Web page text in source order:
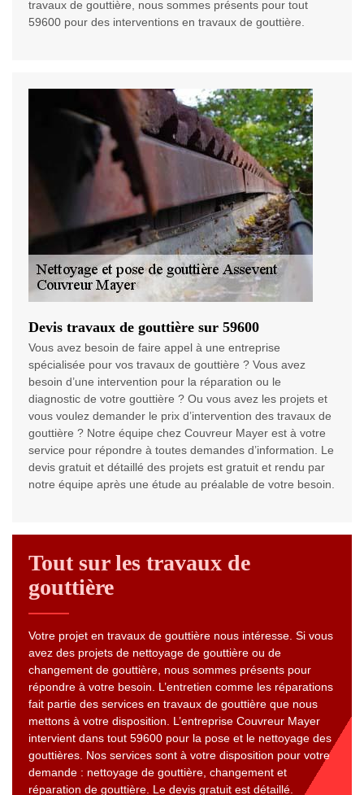
travaux de gouttière, nous sommes présents pour tout
59600 pour des interventions en travaux de gouttière.
Devis travaux de gouttière sur 59600
Vous avez besoin de faire appel à une entreprise
spécialisée pour vos travaux de gouttière ? Vous avez
besoin d’une intervention pour la réparation ou le
diagnostic de votre gouttière ? Ou vous avez les projets et
vous voulez demander le prix d’intervention des travaux de
gouttière ? Notre équipe chez Couvreur Mayer est à votre
service pour répondre à toutes demandes d’information. Le
devis gratuit et détaillé des projets est gratuit et rendu par
notre équipe après une étude au préalable de votre besoin.
Tout sur les travaux de
gouttière
Votre projet en travaux de gouttière nous intéresse. Si vous
avez des projets de nettoyage de gouttière ou de
changement de gouttière, nous sommes présents pour
répondre à votre besoin. L’entretien comme les réparations
fait partie des services en travaux de gouttière que nous
mettons à votre disposition. L’entreprise Couvreur Mayer
intervient dans tout 59600 pour la pose et le nettoyage des
gouttières. Nos services sont à votre disposition pour votre
demande : nettoyage de gouttière, changement et
réparation de gouttière. Le devis gratuit est détaillé.